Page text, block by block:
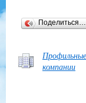
Поделиться…
Профильные
компании